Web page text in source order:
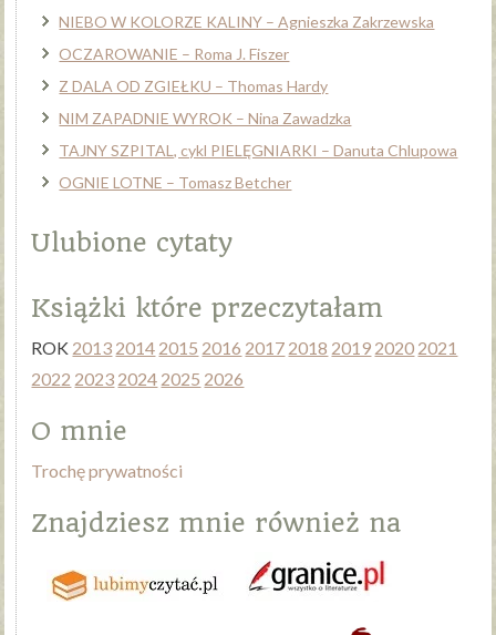
NIEBO W KOLORZE KALINY – Agnieszka Zakrzewska
OCZAROWANIE – Roma J. Fiszer
Z DALA OD ZGIEŁKU – Thomas Hardy
NIM ZAPADNIE WYROK – Nina Zawadzka
TAJNY SZPITAL, cykl PIELĘGNIARKI – Danuta Chlupowa
OGNIE LOTNE – Tomasz Betcher
Ulubione cytaty
Książki które przeczytałam
ROK 2013 2014 2015 2016 2017 2018 2019 2020 2021
2022 2023 2024 2025 2026
O mnie
Trochę prywatności
Znajdziesz mnie również na